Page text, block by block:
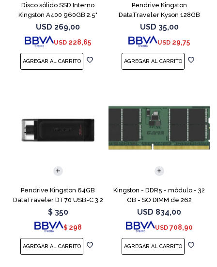
Disco sólido SSD Interno
Kingston A400 960GB 2.5"
SATA 3
USD 269,00
USD 228,65
Pendrive Kingston
DataTraveler Kyson 128GB
USB 3.2
USD 35,00
USD 29,75
Pendrive Kingston 64GB
DataTraveler DT70 USB-C 3.2
$ 350
$ 298
Kingston - DDR5 - módulo - 32
GB - SO DIMM de 262
contactos - 5600 MT/s / PC5-
44800 - CL46 - 1.1 V - sin
búfer - no ECC
USD 834,00
USD 708,90